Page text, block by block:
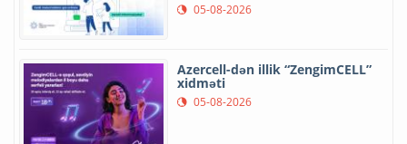
05-08-2026
Azercell-dən illik “ZengimCELL”
xidməti
05-08-2026